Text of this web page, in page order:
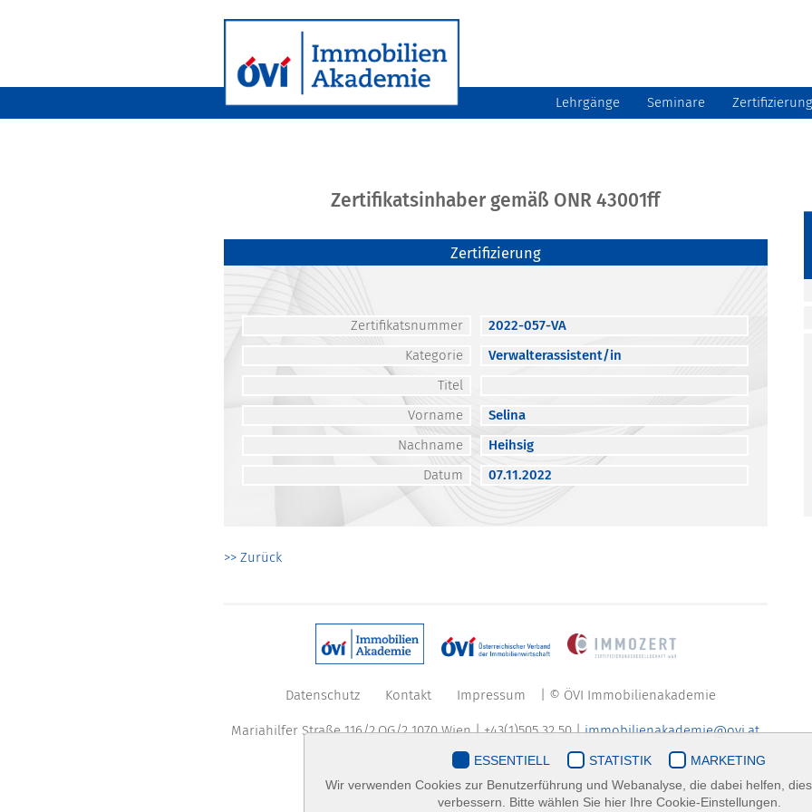
Lehrgänge Seminare Zertifizierung
Zertifikatsinhaber gemäß ONR 43001ff
Zertifizierung
Zertifikatsnummer
2022-057-VA
Kategorie
Verwalterassistent/in
Titel
Vorname
Selina
Nachname
Heihsig
Datum
07.11.2022
>> Zurück
Datenschutz Kontakt Impressum | © ÖVI Immobilienakademie
Mariahilfer Straße 116/2.OG/2 1070 Wien | +43(1)505 32 50 |immobilienakademie@ovi.at
ESSENTIELL STATISTIK
MARKETING
Wir verwenden Cookies zur Benutzerführung und Webanalyse, die dabei helfen,
verbessern. Bitte wählen Sie hier Ihre Cookie-Einstellungen.